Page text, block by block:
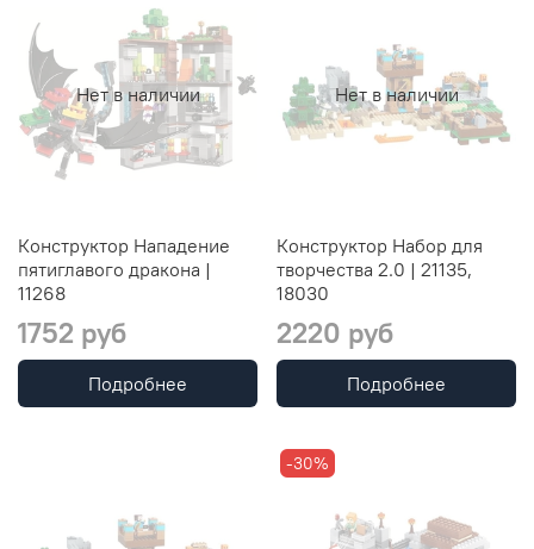
Нет в наличии
Конструктор Нападение
пятиглавого дракона |
11268
1752 руб
Подробнее
Нет в наличии
Конструктор Набор для
творчества 2.0 | 21135,
18030
2220 руб
Подробнее
-30%